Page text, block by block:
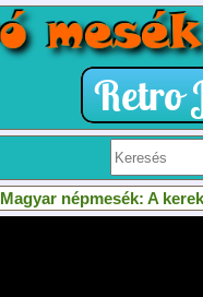
Magyar népmesék: A